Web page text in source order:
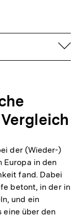
der (Wieder-)
Europa in den
fand. Dabei
betont, in der in
und ein
eine über den